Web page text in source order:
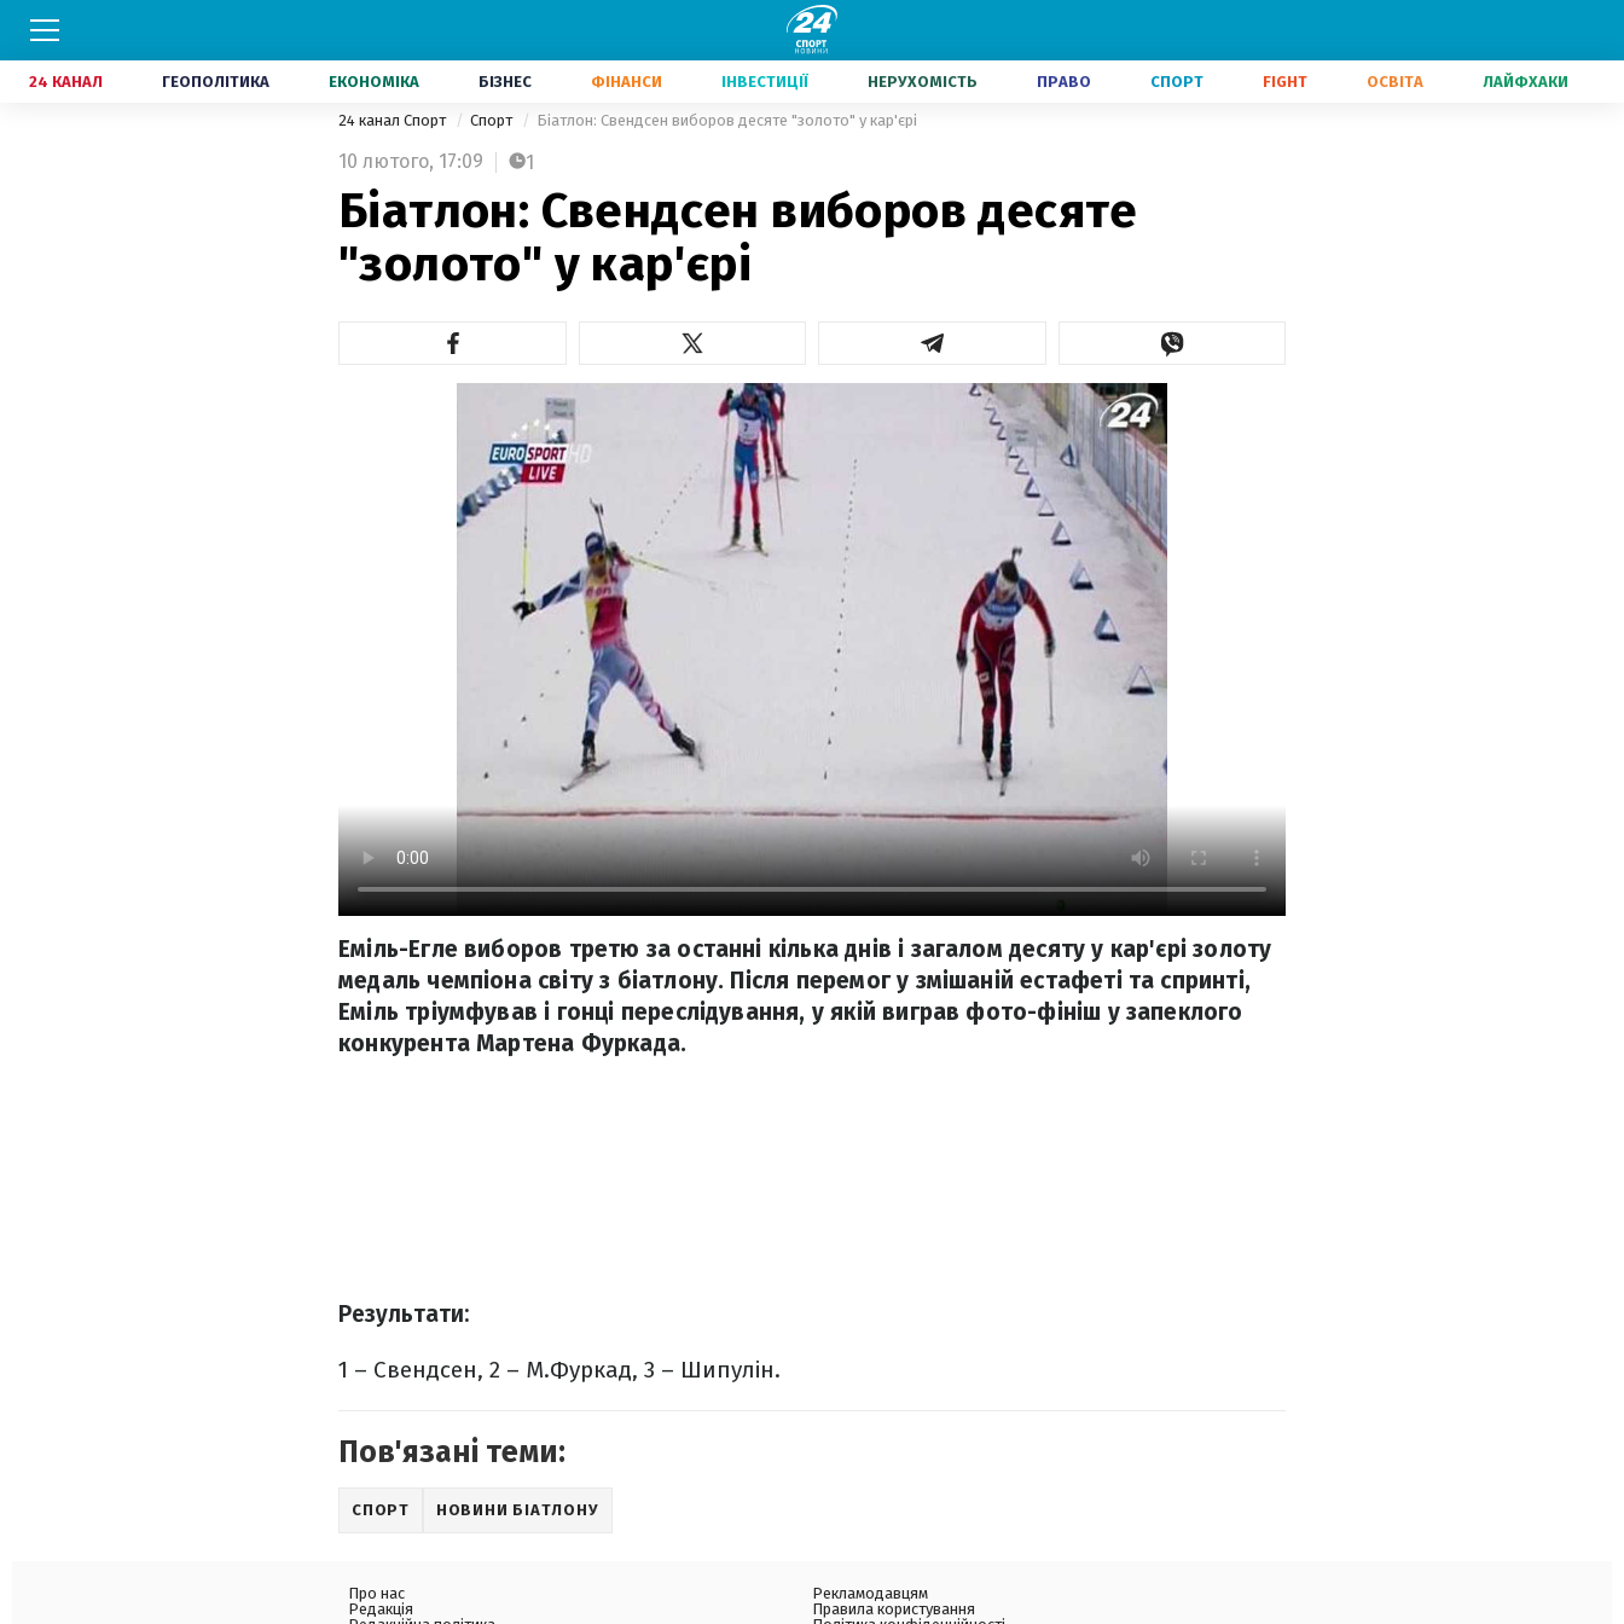
24 КАНАЛ ГЕОПОЛІТИКА ЕКОНОМІКА БІЗНЕС ФІНАНСИ ІНВЕСТИЦІЇ НЕРУХОМІСТЬ ПРАВО СПОРТ FIGHT ОСВІТА ЛАЙФХАКИ
24 канал Спорт Спорт Біатлон: Свендсен виборов десяте "золото" у кар'єрі
10 лютого, 17:09 1
Біатлон: Свендсен виборов десяте
"золото" у кар'єрі
Еміль-Егле виборов третю за останні кілька днів і загалом десяту у кар'єрі золоту
медаль чемпіона світу з біатлону. Після перемог у змішаній естафеті та спринті,
Еміль тріумфував і гонці переслідування, у якій виграв фото-фініш у запеклого
конкурента Мартена Фуркада.
Результати:
1 – Свендсен, 2 – М.Фуркад, 3 – Шипулін.
Пов'язані теми:
СПОРТ НОВИНИ БІАТЛОНУ
Про нас
Редакція
Рекламодавцям
Правила користування